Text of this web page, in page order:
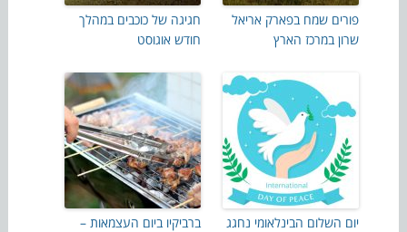
פורים שמח בפארק אריאל
שרון במרכז הארץ
חגיגה של כוכבים במהלך
חודש אוגוסט
יום השלום הבינלאומי נחגג
ברביקיו ביום העצמאות –